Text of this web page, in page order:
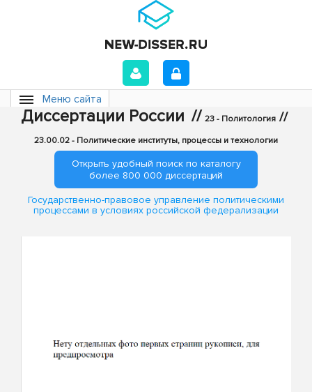
Меню сайта
Диссертации России // 23 - Политология //
23.00.02 - Политические институты, процессы и технологии
Открыть удобный поиск по каталогу
более 800 000 диссертаций
Государственно-правовое управление политическими
процессами в условиях российской федерализации